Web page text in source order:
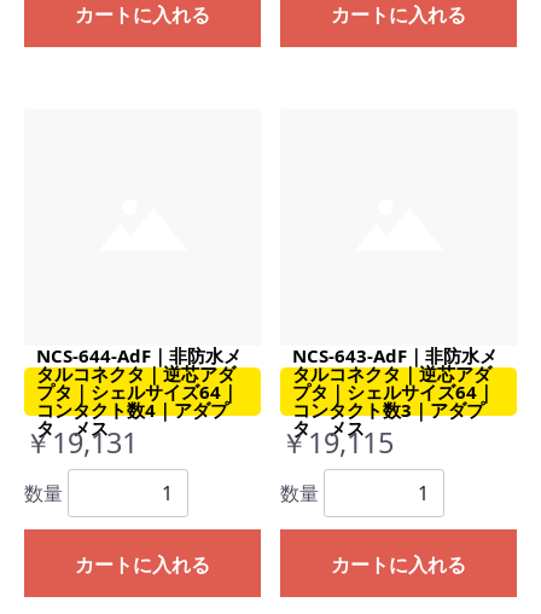
カートに入れる カートに入れる
NCS-644-AdF｜非防水メ
タルコネクタ｜逆芯アダ
プタ｜シェルサイズ64｜
コンタクト数4｜アダプ
タ メス
￥19,131
数量
カートに入れる
NCS-643-AdF｜非防水メ
タルコネクタ｜逆芯アダ
プタ｜シェルサイズ64｜
コンタクト数3｜アダプ
タ メス
￥19,115
数量
カートに入れる